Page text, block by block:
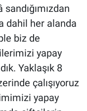
dahil her alanda
biz de
yapay
Yaklaşık 8
çalışıyoruz
yapay